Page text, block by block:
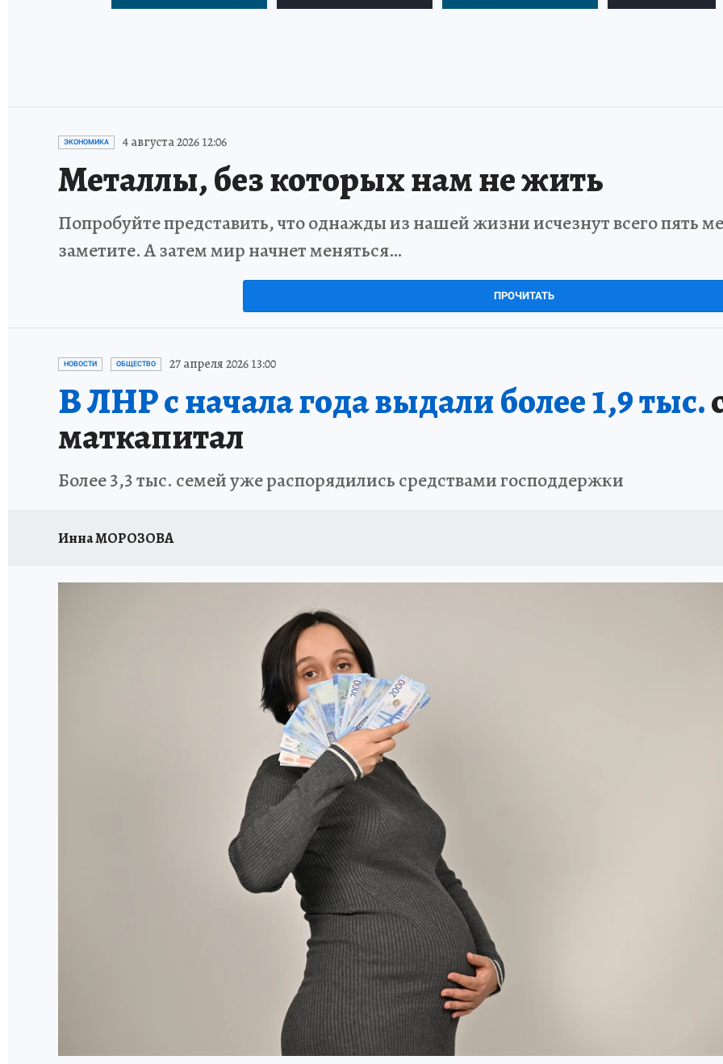
ЭКОНОМИКА 4 августа 2026 12:06
Металлы, без которых нам не жить
Попробуйте представить, что однажды из нашей жизни исчезнут всего пять
заметите. А затем мир начнет меняться…
ПРОЧИТАТЬ
НОВОСТИ ОБЩЕСТВО 27 апреля 2026 13:00
В ЛНР с начала года выдали более 1,9 тыс.
маткапитал
Более 3,3 тыс. семей уже распорядились средствами господдержки
Инна МОРОЗОВА